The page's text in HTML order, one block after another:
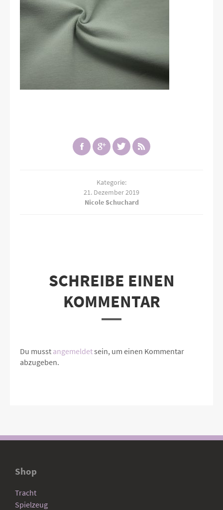
Kategorie:
21. Dezember 2019
Nicole Schuchard
SCHREIBE EINEN
KOMMENTAR
Du musst angemeldetsein, um einen Kommentar
abzugeben.
Shop
Tracht
Spielzeug